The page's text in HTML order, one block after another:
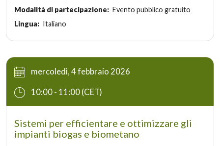
Modalità di partecipazione: Evento pubblico gratuito
Lingua: Italiano
mercoledì, 4 febbraio 2026
10:00 - 11:00 (CET)
Sistemi per efficientare e ottimizzare gli
impianti biogas e biometano